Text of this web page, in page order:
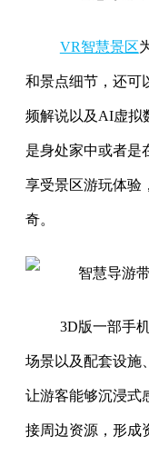
VR智慧景区
和景点细节，还可
频解说以及AI虚拟
是身处家中或者是
享受景区游玩体验，
奇。
3D版一部手
场景以及配套设施
让游客能够沉浸式
接周边资源，形成